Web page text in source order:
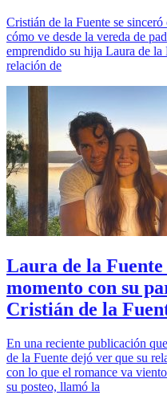
Cristián de la Fuente se
cómo ve desde la vereda de
emprendido su hija Laura de la
relación de
Laura de la
momento con su
Cristián de la
En una reciente publicación
de la Fuente dejó ver que su
con lo que el romance va
su posteo, llamó la